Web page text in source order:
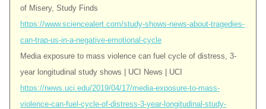
of Misery, Study Finds
https://www.sciencealert.com/study-shows-news-about-tragedies-
can-trap-us-in-a-negative-emotional-cycle
Media exposure to mass violence can fuel cycle of distress, 3-
year longitudinal study shows | UCI News | UCI
https://news.uci.edu/2019/04/17/media-exposure-to-mass-
violence-can-fuel-cycle-of-distress-3-year-longitudinal-study-